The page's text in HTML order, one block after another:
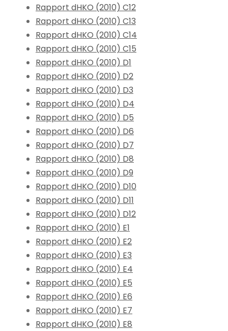
Rapport dHKO (2010) C12
Rapport dHKO (2010) C13
Rapport dHKO (2010) C14
Rapport dHKO (2010) C15
Rapport dHKO (2010) D1
Rapport dHKO (2010) D2
Rapport dHKO (2010) D3
Rapport dHKO (2010) D4
Rapport dHKO (2010) D5
Rapport dHKO (2010) D6
Rapport dHKO (2010) D7
Rapport dHKO (2010) D8
Rapport dHKO (2010) D9
Rapport dHKO (2010) D10
Rapport dHKO (2010) D11
Rapport dHKO (2010) D12
Rapport dHKO (2010) E1
Rapport dHKO (2010) E2
Rapport dHKO (2010) E3
Rapport dHKO (2010) E4
Rapport dHKO (2010) E5
Rapport dHKO (2010) E6
Rapport dHKO (2010) E7
Rapport dHKO (2010) E8